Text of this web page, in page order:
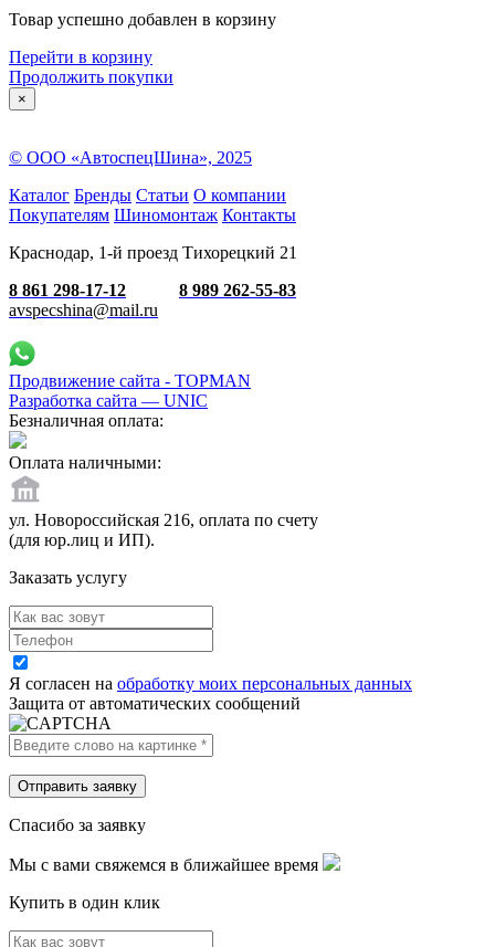
Товар успешно добавлен в корзину
Перейти в корзину
Продолжить покупки
×
© ООО «АвтоспецШина», 2025
Каталог Бренды Статьи О компании
Покупателям Шиномонтаж Контакты
Краснодар, 1-й проезд Тихорецкий 21
8 861 298-17-12
8 989 262-55-83
avspecshina@mail.ru
Продвижение сайта - TOPMAN
Разработка сайта — UNIC
Безналичная оплата:
Оплата наличными:
ул. Новороссийская 216, оплата по счету
(для юр.лиц и ИП).
Заказать услугу
Я согласен на обработку моих персональных данных
Защита от автоматических сообщений
Спасибо за заявку
Мы с вами свяжемся в ближайшее время
Купить в один клик